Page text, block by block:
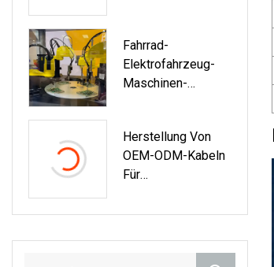
Fahrrad-
Elektrofahrzeug-
Maschinen-
Herstellung Von
OEM-ODM-Kabeln
Für
EV-Ladekabeln Mit